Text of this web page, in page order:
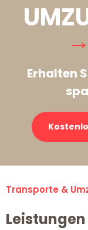
Erhalten
Transporte &